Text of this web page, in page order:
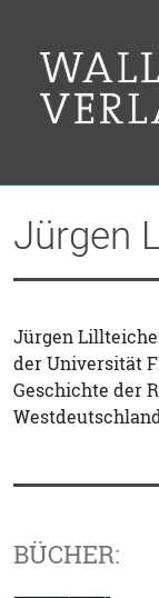
Jürgen
Jürgen
der Universität
Geschichte der
BÜCHER: